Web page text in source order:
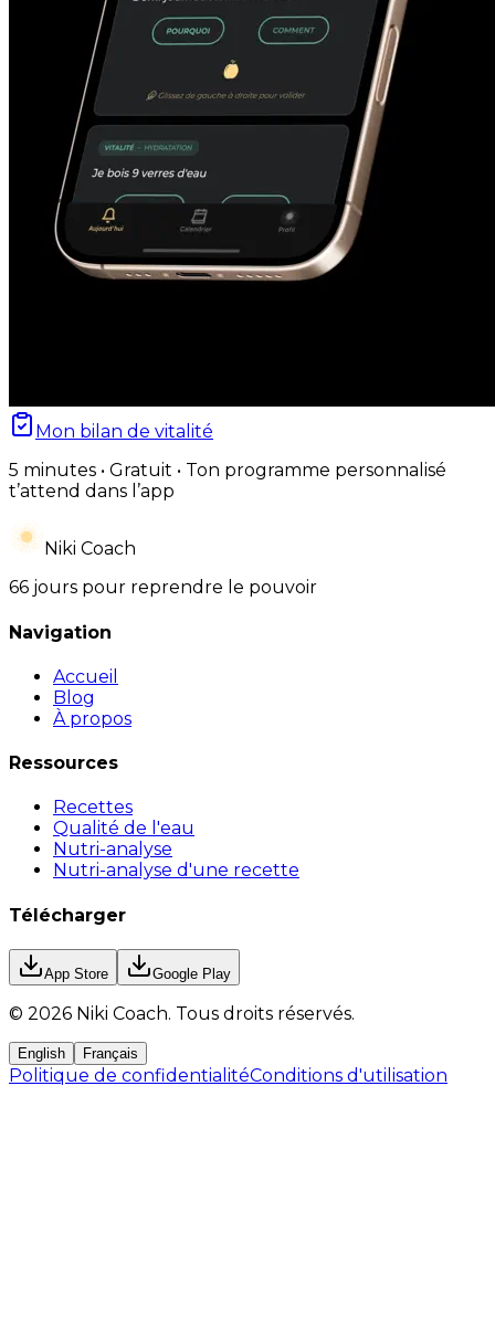
Mon bilan de vitalité
5 minutes • Gratuit • Ton programme personnalisé
t’attend dans l’app
Niki Coach
66 jours pour reprendre le pouvoir
Navigation
Accueil
Blog
À propos
Ressources
Recettes
Qualité de l'eau
Nutri-analyse
Nutri-analyse d'une recette
Télécharger
App Store Google Play
© 2026 Niki Coach. Tous droits réservés.
English Français
Politique de confidentialitéConditions d'utilisation